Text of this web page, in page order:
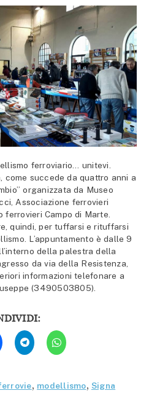
ferroviario… unitevi.
come succede da quattro anni a
organizzata da Museo
Associazione ferrovieri
ferrovieri Campo di Marte.
quindi, per tuffarsi e rituffarsi
L’appuntamento è dalle 9
della palestra della
da via della Resistenza,
informazioni telefonare a
(3490503805).
clic
condividere
Fai
clic
per
condividere
apre
Fai
clic
per
(Si
apre
, modellismo, Signa